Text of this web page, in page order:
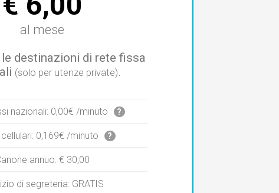
al mese
destinazioni di rete fissa
(solo per utenze private).
nazionali: 0,00€ /minuto ?
0,169€ /minuto ?
annuo: € 30,00
di segreteria: GRATIS